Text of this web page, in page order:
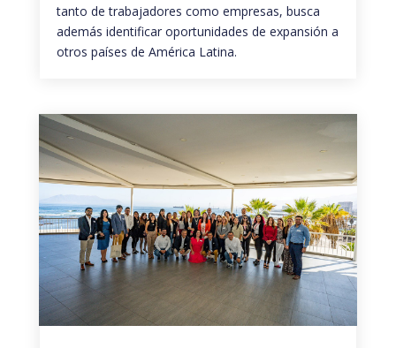
tanto de trabajadores como empresas, busca
además identificar oportunidades de expansión a
otros países de América Latina.